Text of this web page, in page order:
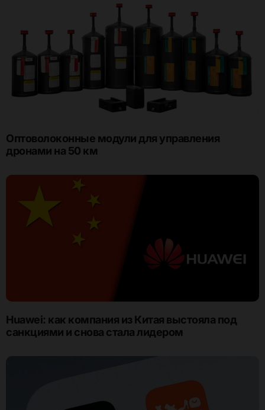
Оптоволоконные модули для управления
дронами на 50 км
Huawei: как компания из Китая выстояла под
санкциями и снова стала лидером